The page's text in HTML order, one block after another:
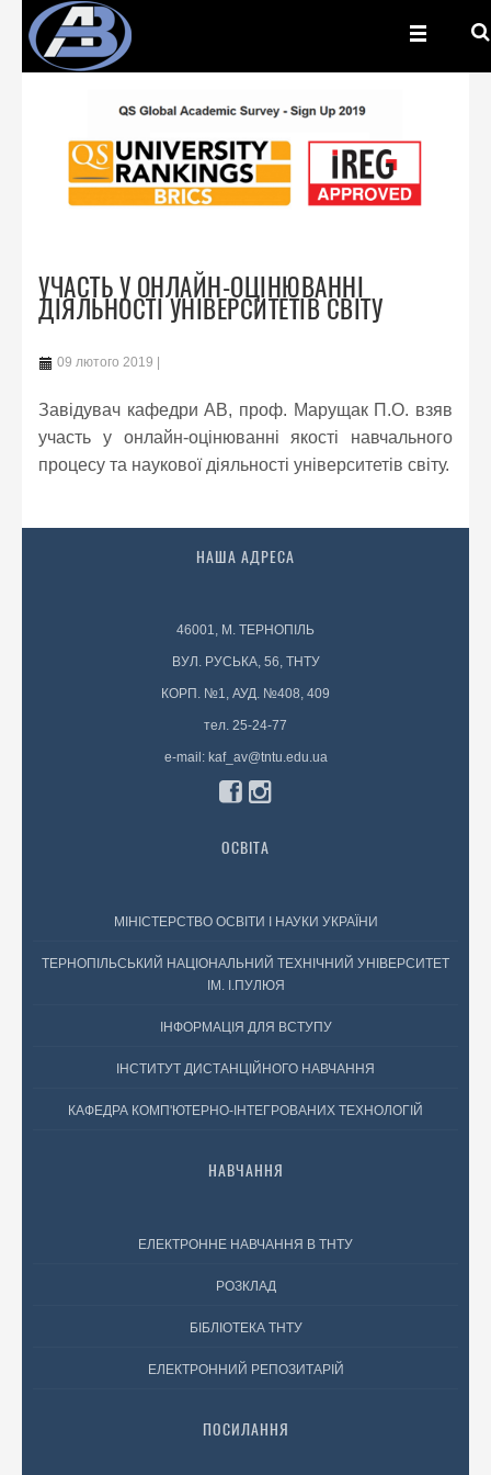
УЧАСТЬ У ОНЛАЙН-ОЦІНЮВАННІ
ДІЯЛЬНОСТІ УНІВЕРСИТЕТІВ СВІТУ
09 лютого 2019
Завідувач кафедри АВ, проф. Марущак П.О. взяв
участь у онлайн-оцінюванні якості навчального
процесу та наукової діяльності університетів світу.
НАША АДРЕСА
46001, М. ТЕРНОПІЛЬ
ВУЛ. РУСЬКА, 56, ТНТУ
КОРП. №1, АУД. №408, 409
тел. 25-24-77
e-mail: kaf_av@tntu.edu.ua
ОСВІТА
МІНІСТЕРСТВО ОСВІТИ І НАУКИ УКРАЇНИ
ТЕРНОПІЛЬСЬКИЙ НАЦІОНАЛЬНИЙ ТЕХНІЧНИЙ УНІВЕРСИТЕТ
ІМ. І.ПУЛЮЯ
ІНФОРМАЦІЯ ДЛЯ ВСТУПУ
ІНСТИТУТ ДИСТАНЦІЙНОГО НАВЧАННЯ
КАФЕДРА КОМП'ЮТЕРНО-ІНТЕГРОВАНИХ ТЕХНОЛОГІЙ
НАВЧАННЯ
ЕЛЕКТРОННЕ НАВЧАННЯ В ТНТУ
РОЗКЛАД
БІБЛІОТЕКА ТНТУ
ЕЛЕКТРОННИЙ РЕПОЗИТАРІЙ
ПОСИЛАННЯ